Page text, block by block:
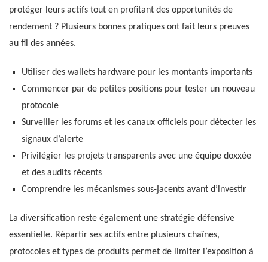
protéger leurs actifs tout en profitant des opportunités de
rendement ? Plusieurs bonnes pratiques ont fait leurs preuves
au fil des années.
Utiliser des wallets hardware pour les montants importants
Commencer par de petites positions pour tester un nouveau
protocole
Surveiller les forums et les canaux officiels pour détecter les
signaux d’alerte
Privilégier les projets transparents avec une équipe doxxée
et des audits récents
Comprendre les mécanismes sous-jacents avant d’investir
La diversification reste également une stratégie défensive
essentielle. Répartir ses actifs entre plusieurs chaînes,
protocoles et types de produits permet de limiter l’exposition à